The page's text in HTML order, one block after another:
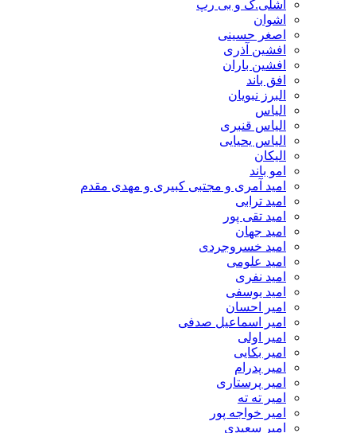
اشلی.ک و بی رپ
اشوان
اصغر حسینی
افشین آذری
افشین باران
افق باند
البرز نبویان
الیاس
الیاس قنبرى
الیاس یحیایی
الیکان
امو باند
امید آمری و مجتبی کبیری و مهدى مقدم
امید ترابی
امید تقی پور
امید جهان
امید خسروجردی
امید علومی
امید نفری
امید یوسفی
امیر احسان
امیر اسماعیل صدفی
امیر اولی
امیر بکایی
امیر پدرام
امیر پرستاری
امیر ته ته
امیر خواجه پور
امیر سعیدی